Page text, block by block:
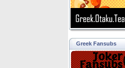
Greek Fansubs